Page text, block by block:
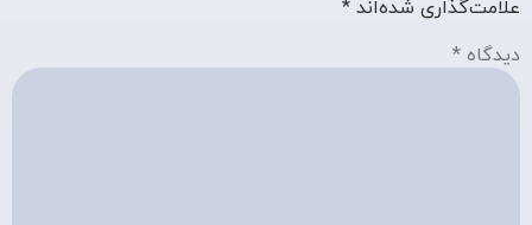
علامت‌گذاری شده‌اند *
دیدگاه *